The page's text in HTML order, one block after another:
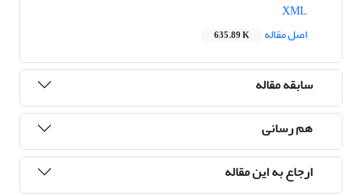
اصل مقاله
635.89 K
سابقه مقاله
هم رسانی
ارجاع به این مقاله